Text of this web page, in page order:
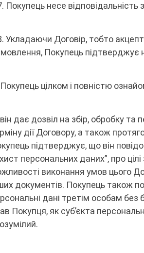
Покупець несе
Укладаючи Договір, тобто
Покупець підтверджує
цілком і повністю
дає дозвіл на збір, обробку
дії Договору, а також
підтверджує, що він
персональних даних”, про
виконання умов цього
документів. Покупець також
дані третім особам
Покупця, як суб’єкта